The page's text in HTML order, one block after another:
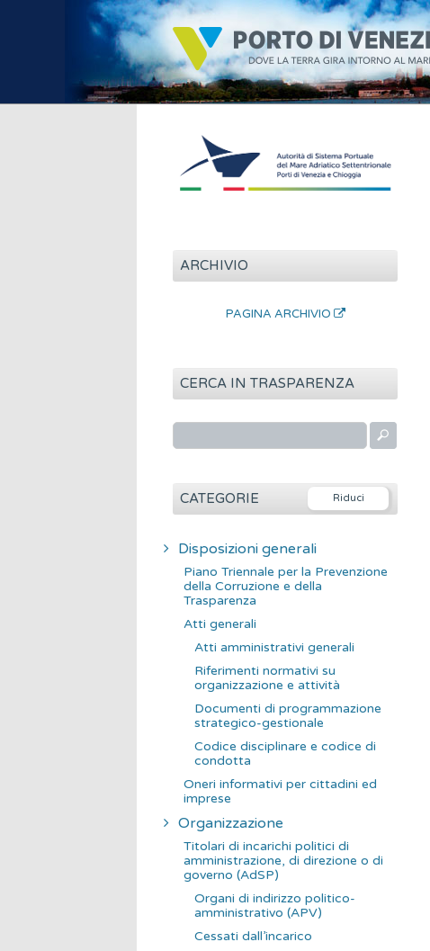
ARCHIVIO
PAGINA ARCHIVIO
CERCA IN TRASPARENZA
r
CATEGORIE
Disposizioni generali
Piano Triennale per la Prevenzione
della Corruzione e della
Trasparenza
Atti generali
Atti amministrativi generali
Riferimenti normativi su
organizzazione e attività
Documenti di programmazione
strategico-gestionale
Codice disciplinare e codice di
condotta
Oneri informativi per cittadini ed
imprese
Organizzazione
Titolari di incarichi politici di
amministrazione, di direzione o di
governo (AdSP)
Organi di indirizzo politico-
amministrativo (APV)
Cessati dall’incarico